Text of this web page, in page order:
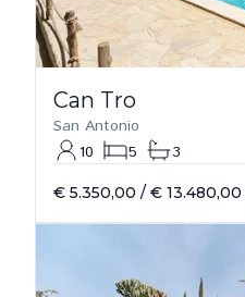
Can Tro
San Antonio
10
5 3
€ 5.350,00 / € 13.480,00